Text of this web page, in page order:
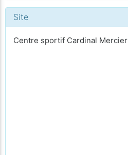
Site
Centre sportif Cardinal Mercier